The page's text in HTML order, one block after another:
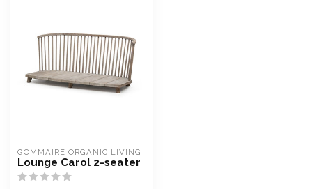
GOMMAIRE ORGANIC LIVING
Lounge Carol 2-seater